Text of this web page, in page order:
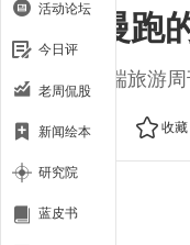
小步慢跑
出处：高端旅游周
大 中 收藏
活动论坛
今日评
老周侃股
新闻绘本
研究院
蓝皮书